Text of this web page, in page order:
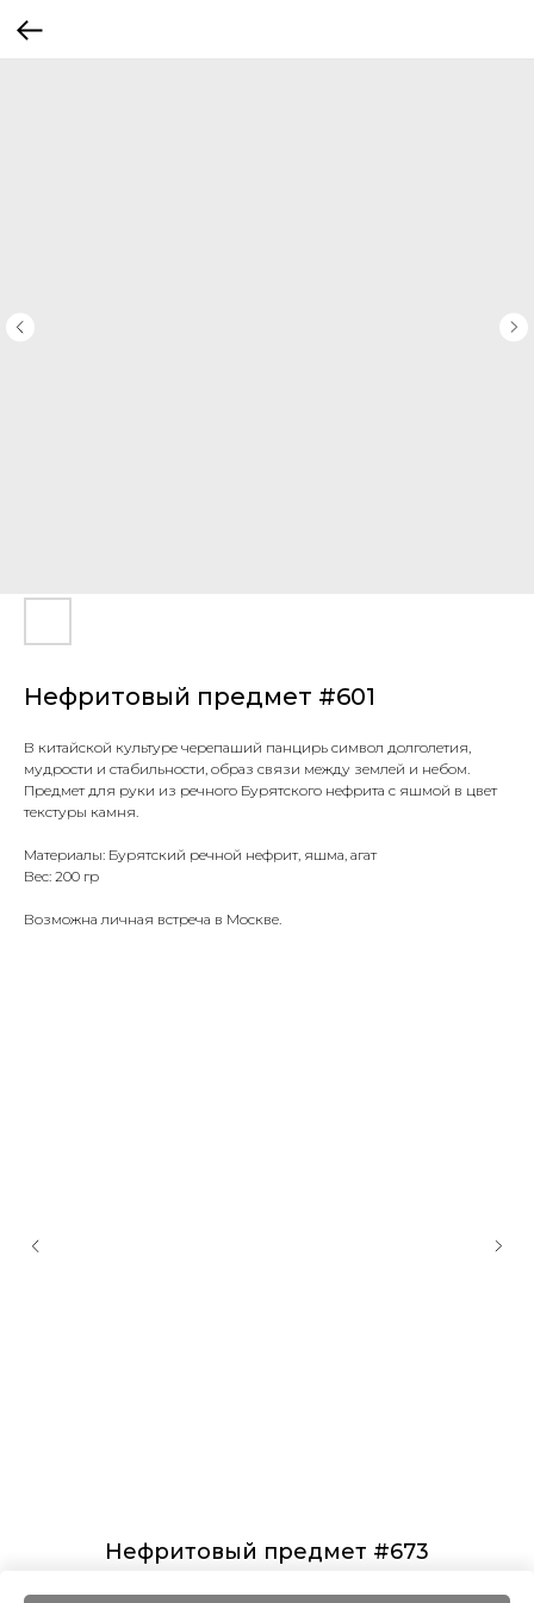
Нефритовый предмет #601
В китайской культуре черепаший панцирь символ долголетия,
мудрости и стабильности, образ связи между землей и небом.
Предмет для руки из речного Бурятского нефрита с яшмой в цвет
текстуры камня.
Материалы: Бурятский речной нефрит, яшма, агат
Вес: 200 гр
Возможна личная встреча в Москве.
Нефритовый предмет #673
7 500 ₽